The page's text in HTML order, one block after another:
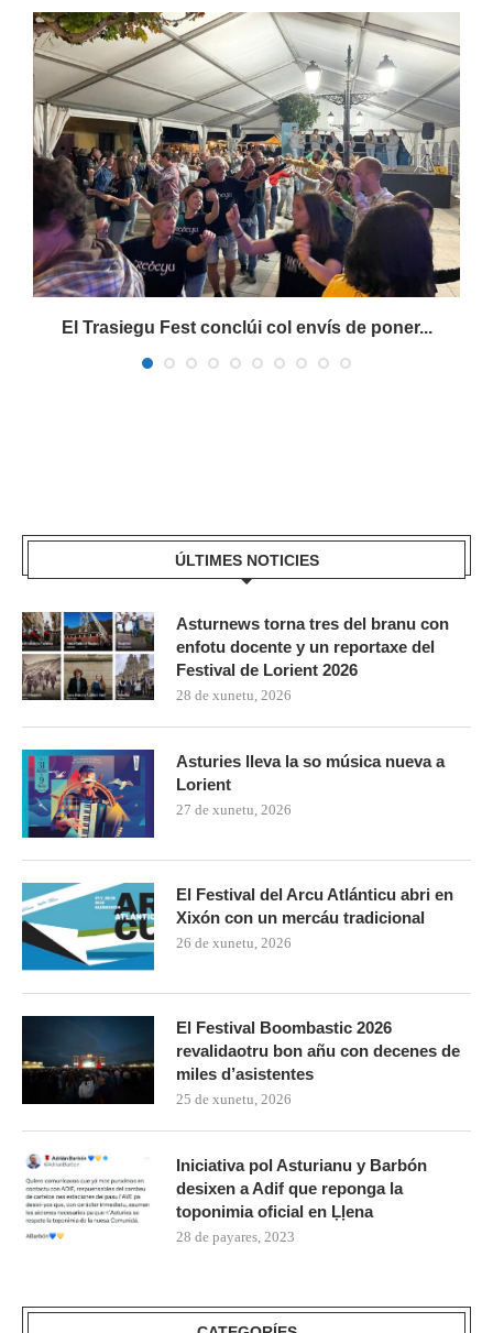
El Trasiegu Fest conclúi col envís de poner...
ÚLTIMES NOTICIES
Asturnews torna tres del branu con
enfotu docente y un reportaxe del
Festival de Lorient 2026
28 de xunetu, 2026
Asturies lleva la so música nueva a
Lorient
27 de xunetu, 2026
El Festival del Arcu Atlánticu abri en
Xixón con un mercáu tradicional
26 de xunetu, 2026
El Festival Boombastic 2026
revalidaotru bon añu con decenes de
miles d’asistentes
25 de xunetu, 2026
Iniciativa pol Asturianu y Barbón
desixen a Adif que reponga la
toponimia oficial en Ḷḷena
28 de payares, 2023